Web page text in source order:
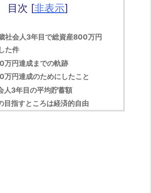
目次 [非表示]
社会人3年目で総資産800万円
た件
万円達成までの軌跡
万円達成のためにしたこと
人3年目の平均貯蓄額
目指すところは経済的自由